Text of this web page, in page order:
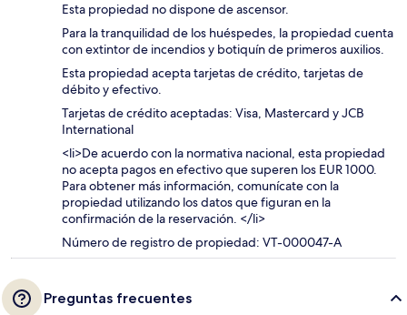
Esta propiedad no dispone de ascensor.
Para la tranquilidad de los huéspedes, la propiedad cuenta
con extintor de incendios y botiquín de primeros auxilios.
Esta propiedad acepta tarjetas de crédito, tarjetas de
débito y efectivo.
Tarjetas de crédito aceptadas: Visa, Mastercard y JCB
International
<li>De acuerdo con la normativa nacional, esta propiedad
no acepta pagos en efectivo que superen los EUR 1000.
Para obtener más información, comunícate con la
propiedad utilizando los datos que figuran en la
confirmación de la reservación. </li>
Número de registro de propiedad: VT-000047-A
Preguntas frecuentes